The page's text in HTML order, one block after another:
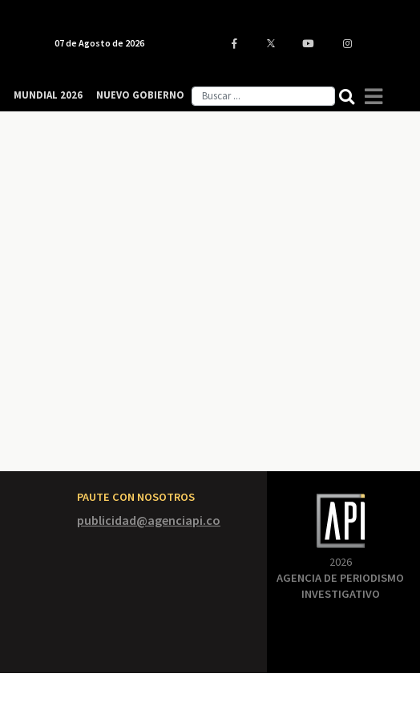
PAUTE CON NOSOTROS
publicidad@agenciapi.co
2026
AGENCIA DE PERIODISMO
INVESTIGATIVO
07 de Agosto de 2026
MUNDIAL 2026 NUEVO GOBIERNO